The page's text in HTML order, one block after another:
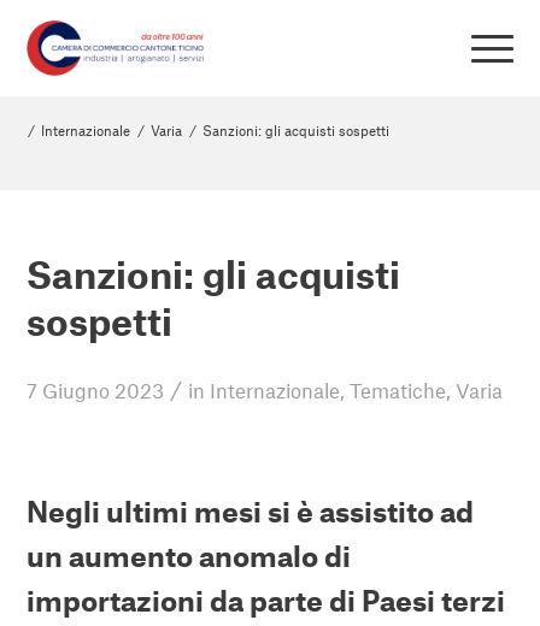
/ Internazionale / Varia / Sanzioni: gli acquisti sospetti
Sanzioni: gli acquisti
sospetti
7 Giugno 2023 / in Internazionale,Tematiche, Varia
Negli ultimi mesi si è assistito ad
un aumento anomalo di
importazioni da parte di Paesi terzi